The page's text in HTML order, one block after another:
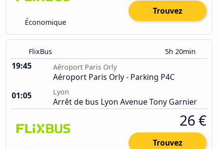
Économique
Trouvez
FlixBus 5h 20min
19:45 Aéroport Paris Orly
Aéroport Paris Orly - Parking P4C
01:05
Lyon
Arrêt de bus Lyon Avenue Tony Garnier
26 €
Trouvez